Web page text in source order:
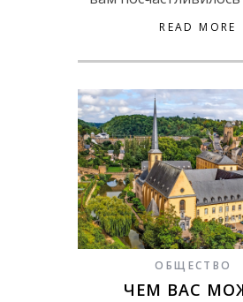
READ MORE
ОБЩЕСТВО
ЧЕМ ВАС